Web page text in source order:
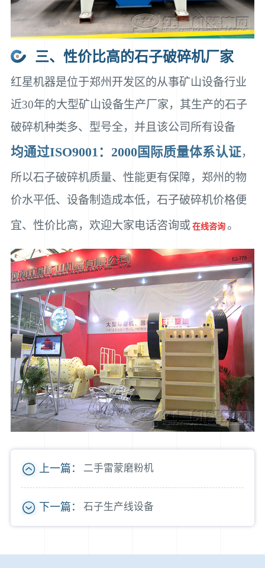
三、性价比高的石子破碎机厂家
红星机器是位于郑州开发区的从事矿山设备行业
近30年的大型矿山设备生产厂家，其生产的石子
破碎机种类多、型号全，并且该公司所有设备
均通过ISO9001：2000国际质量体系认证，
所以石子破碎机质量、性能更有保障，郑州的物
价水平低、设备制造成本低，石子破碎机价格便
宜、性价比高，欢迎大家电话咨询或 在线咨询 。
上一篇： 二手雷蒙磨粉机
下一篇： 石子生产线设备